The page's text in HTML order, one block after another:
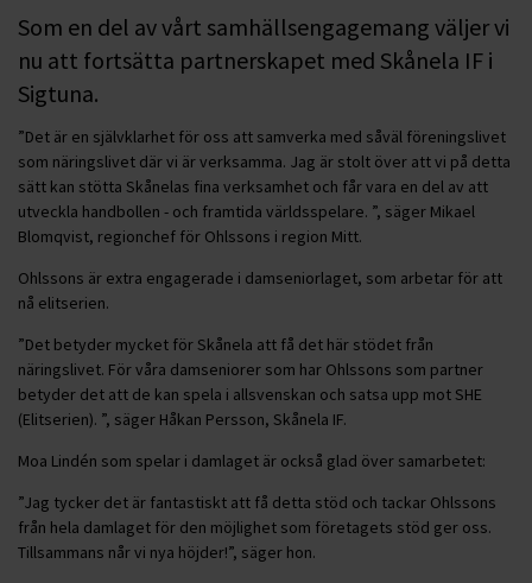
Som en del av vårt samhällsengagemang väljer vi
nu att fortsätta partnerskapet med Skånela IF i
Sigtuna.
”Det är en självklarhet för oss att samverka med såväl föreningslivet
som näringslivet där vi är verksamma. Jag är stolt över att vi på detta
sätt kan stötta Skånelas fina verksamhet och får vara en del av att
utveckla handbollen - och framtida världsspelare. ”, säger Mikael
Blomqvist, regionchef för Ohlssons i region Mitt.
Ohlssons är extra engagerade i damseniorlaget, som arbetar för att
nå elitserien.
”Det betyder mycket för Skånela att få det här stödet från
näringslivet. För våra damseniorer som har Ohlssons som partner
betyder det att de kan spela i allsvenskan och satsa upp mot SHE
(Elitserien). ”, säger Håkan Persson, Skånela IF.
Moa Lindén som spelar i damlaget är också glad över samarbetet:
”Jag tycker det är fantastiskt att få detta stöd och tackar Ohlssons
från hela damlaget för den möjlighet som företagets stöd ger oss.
Tillsammans når vi nya höjder!”, säger hon.